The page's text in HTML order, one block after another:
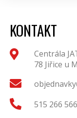
KONTAKT
Centrála
78 Jiřice u
515 266 566